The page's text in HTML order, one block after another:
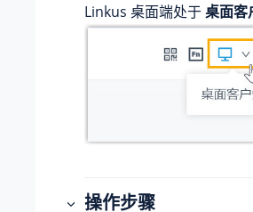
Linkus 桌面端处于桌面客
操作步骤